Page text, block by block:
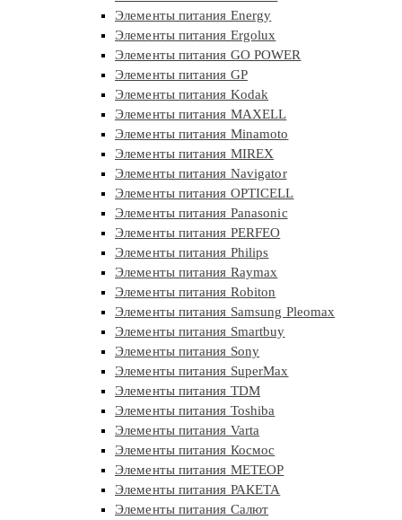
Элементы питания Energy
Элементы питания Ergolux
Элементы питания GO POWER
Элементы питания GP
Элементы питания Kodak
Элементы питания MAXELL
Элементы питания Minamoto
Элементы питания MIREX
Элементы питания Navigator
Элементы питания OPTICELL
Элементы питания Panasonic
Элементы питания PERFEO
Элементы питания Philips
Элементы питания Raymax
Элементы питания Robiton
Элементы питания Samsung Pleomax
Элементы питания Smartbuy
Элементы питания Sony
Элементы питания SuperMax
Элементы питания TDM
Элементы питания Toshiba
Элементы питания Varta
Элементы питания Космос
Элементы питания МЕТЕОР
Элементы питания РАКЕТА
Элементы питания Салют